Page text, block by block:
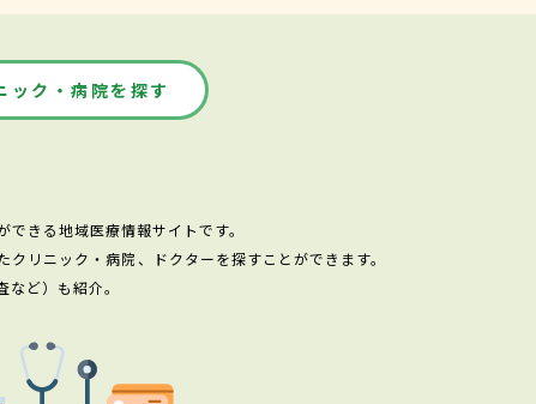
ック・病院を探す
きる地域医療情報サイトです。
リニック・病院、ドクターを探すことができます。
ど）も紹介。